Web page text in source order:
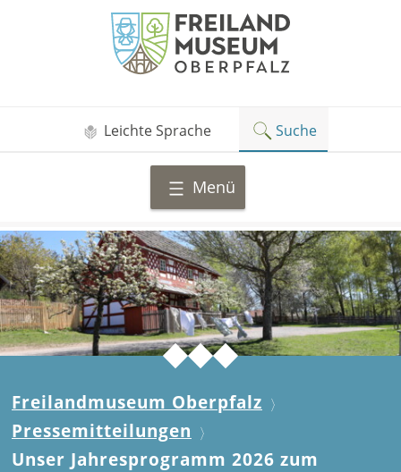
Freilandmuseum
Oberpfalz
Leichte Sprache Suche
Menü
Freilandmuseum Oberpfalz
Pressemitteilungen
Unser Jahresprogramm 2026 zum